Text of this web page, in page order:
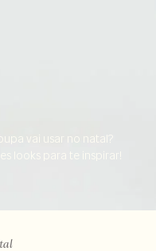
vai usar no natal?
looks para te inspirar!